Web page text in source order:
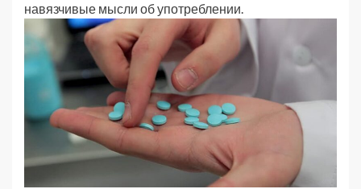
навязчивые мысли об употреблении.